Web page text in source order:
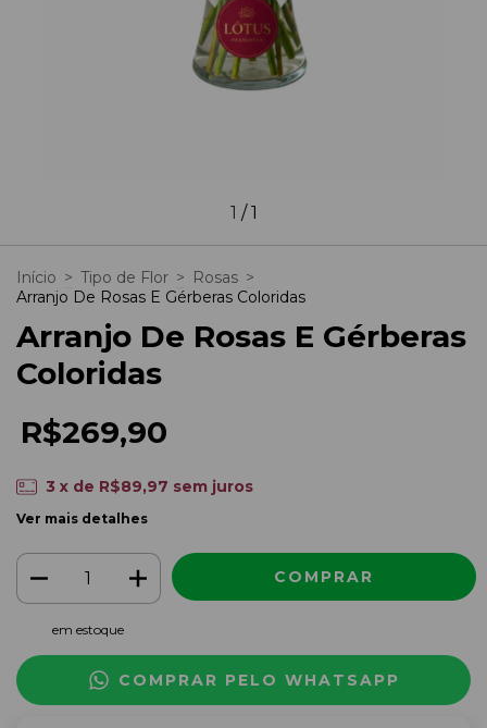
1 /1
Início > Tipo de Flor > Rosas >
Arranjo De Rosas E Gérberas Coloridas
Arranjo De Rosas E Gérberas
Coloridas
R$269,90
3 x de R$89,97 sem juros
Ver mais detalhes
em estoque
COMPRAR PELO WHATSAPP